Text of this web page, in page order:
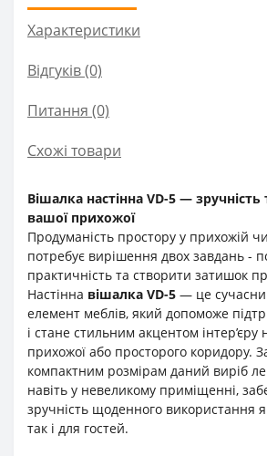
Характеристики
Відгуків (0)
Питання (0)
Схожі товари
Вішалка настінна VD-5 —
вашої прихожої
Продуманість простору у прихожій
потребує вирішення двох завдань -
практичність та створити затишок
Настінна вішалка VD-5 — це
елемент меблів, який допоможе
і стане стильним акцентом інтер’єру
прихожої або просторого коридору.
компактним розмірам даний виріб
навіть у невеликому приміщенні,
зручність щоденного використання
так і для гостей.